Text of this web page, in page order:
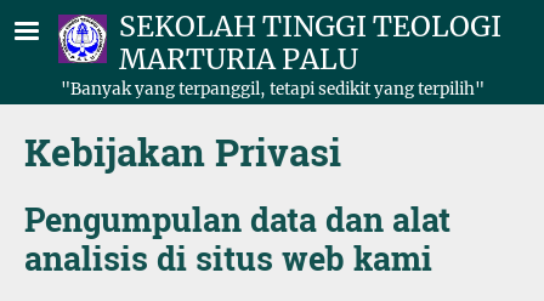
Lompat ke isi utamaSEKOLAH TINGGI TEOLOGI
MARTURIA PALU
"Banyak yang terpanggil, tetapi sedikit yang terpilih"
Kebijakan Privasi
Pengumpulan data dan alat
analisis di situs web kami